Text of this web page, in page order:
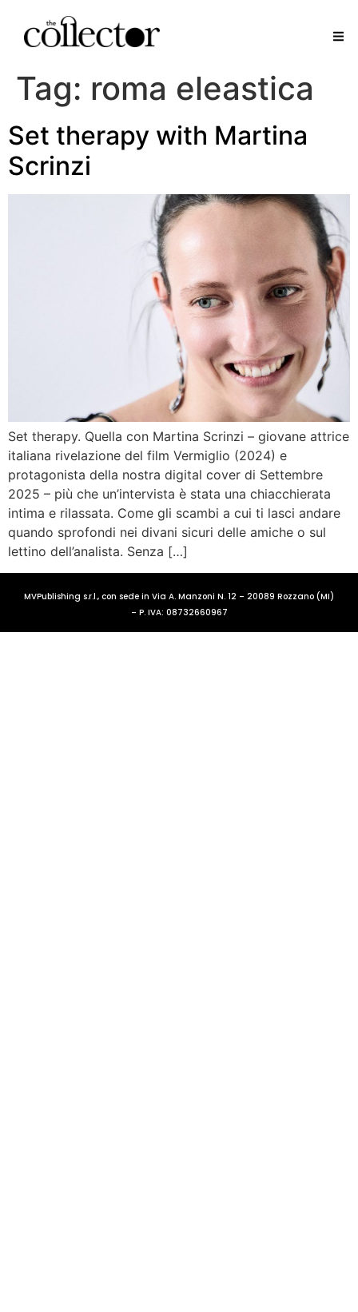
Tag: roma eleastica
Set therapy with Martina
Scrinzi
Set therapy. Quella con Martina Scrinzi – giovane attrice
italiana rivelazione del film Vermiglio (2024) e
protagonista della nostra digital cover di Settembre
2025 – più che un’intervista è stata una chiacchierata
intima e rilassata. Come gli scambi a cui ti lasci andare
quando sprofondi nei divani sicuri delle amiche o sul
lettino dell’analista. Senza […]
MVPublishing s.r.l., con sede in Via A. Manzoni N. 12 – 20089 Rozzano (MI)
– P. IVA: 08732660967